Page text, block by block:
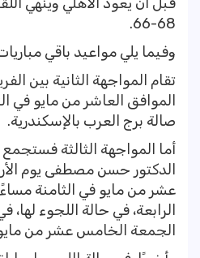
68-66.
وفيما يلي مواعيد باقي
تقام المواجهة الثانية بين
الموافق العاشر من مايو في
صالة برج العرب بالإسكندرية.
أما المواجهة الثالثة
الدكتور حسن مصطفى يوم
عشر من مايو في الثامنة مساءً،
الرابعة، في حالة اللجوء
الجمعة الخامس عشر من